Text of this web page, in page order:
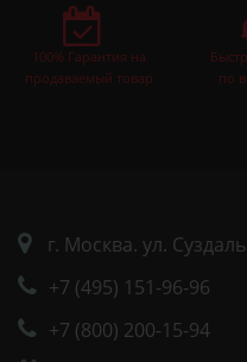
100% Гарантия на
продаваемый товар
по
г. Москва. ул.
+7 (495) 151-96-96
+7 (800) 200-15-94